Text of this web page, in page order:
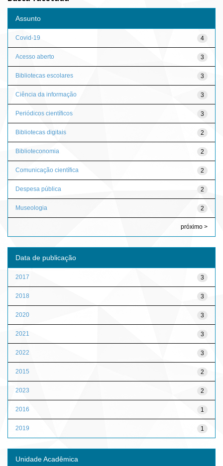
Assunto
4
Covid-19
3
Acesso aberto
3
Bibliotecas escolares
3
Ciência da informação
3
Periódicos científicos
2
Bibliotecas digitais
2
Biblioteconomia
2
Comunicação científica
2
Despesa pública
2
Museologia
próximo >
Data de publicação
3
2017
3
2018
3
2020
3
2021
3
2022
2
2015
2
2023
1
2016
1
2019
Unidade Acadêmica